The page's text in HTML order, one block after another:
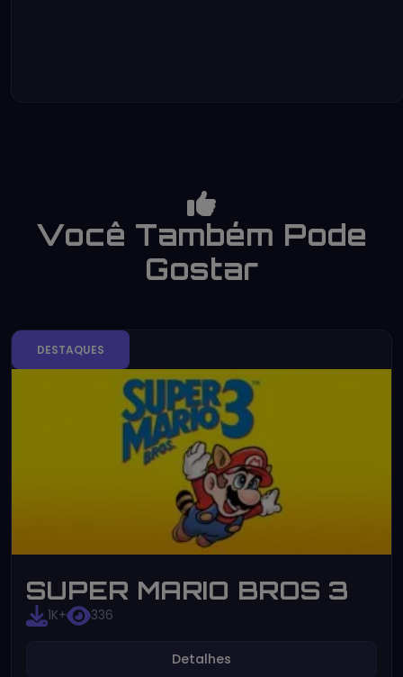
Você Também Pode
Gostar
DESTAQUES
SUPER MARIO BROS 3
1K+ 336
Detalhes